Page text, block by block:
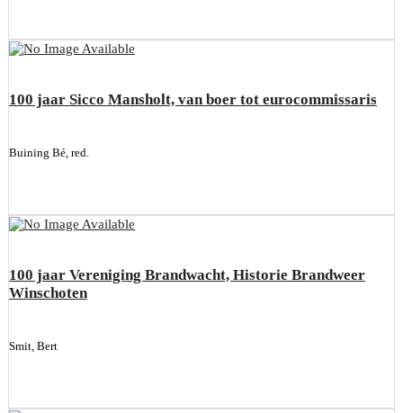
100 jaar Sicco Mansholt, van boer tot eurocommissaris
Buining Bé, red.
100 jaar Vereniging Brandwacht, Historie Brandweer
Winschoten
Smit, Bert